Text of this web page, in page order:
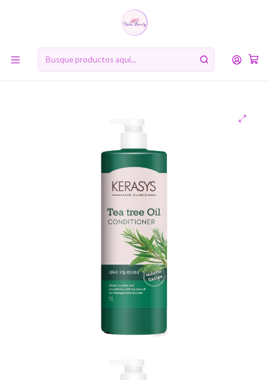
10% de descuento en tu primera compra online. Código: BIENVENIDA10
Tea Tree Shampoo o Acondicionador (Kerasys) - Cabellos
grasos